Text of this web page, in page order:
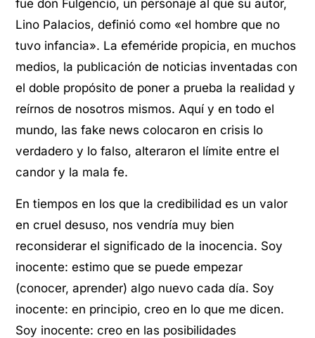
fue don Fulgencio, un personaje al que su autor,
Lino Palacios, definió como «el hombre que no
tuvo infancia». La efeméride propicia, en muchos
medios, la publicación de noticias inventadas con
el doble propósito de poner a prueba la realidad y
reírnos de nosotros mismos. Aquí y en todo el
mundo, las fake news colocaron en crisis lo
verdadero y lo falso, alteraron el límite entre el
candor y la mala fe.
En tiempos en los que la credibilidad es un valor
en cruel desuso, nos vendría muy bien
reconsiderar el significado de la inocencia. Soy
inocente: estimo que se puede empezar
(conocer, aprender) algo nuevo cada día. Soy
inocente: en principio, creo en lo que me dicen.
Soy inocente: creo en las posibilidades